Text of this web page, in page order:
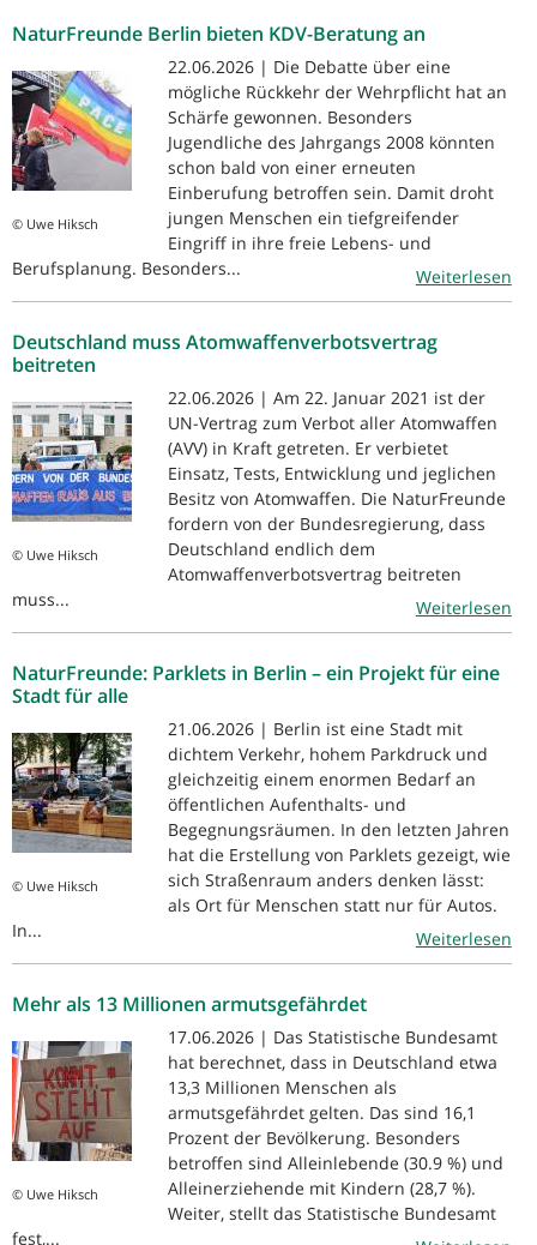
NaturFreunde Berlin bieten KDV-Beratung an
© Uwe Hiksch
22.06.2026 | Die Debatte über eine
mögliche Rückkehr der Wehrpflicht hat an
Schärfe gewonnen. Besonders
Jugendliche des Jahrgangs 2008 könnten
schon bald von einer erneuten
Einberufung betroffen sein. Damit droht
jungen Menschen ein tiefgreifender
Eingriff in ihre freie Lebens- und
Berufsplanung. Besonders...
Weiterlesen
Deutschland muss Atomwaffenverbotsvertrag
beitreten
© Uwe Hiksch
22.06.2026 | Am 22. Januar 2021 ist der
UN-Vertrag zum Verbot aller Atomwaffen
(AVV) in Kraft getreten. Er verbietet
Einsatz, Tests, Entwicklung und jeglichen
Besitz von Atomwaffen. Die NaturFreunde
fordern von der Bundesregierung, dass
Deutschland endlich dem
Atomwaffenverbotsvertrag beitreten
muss...
Weiterlesen
NaturFreunde: Parklets in Berlin – ein Projekt für eine
Stadt für alle
© Uwe Hiksch
21.06.2026 | Berlin ist eine Stadt mit
dichtem Verkehr, hohem Parkdruck und
gleichzeitig einem enormen Bedarf an
öffentlichen Aufenthalts- und
Begegnungsräumen. In den letzten Jahren
hat die Erstellung von Parklets gezeigt, wie
sich Straßenraum anders denken lässt:
als Ort für Menschen statt nur für Autos.
In...
Weiterlesen
Mehr als 13 Millionen armutsgefährdet
© Uwe Hiksch
17.06.2026 | Das Statistische Bundesamt
hat berechnet, dass in Deutschland etwa
13,3 Millionen Menschen als
armutsgefährdet gelten. Das sind 16,1
Prozent der Bevölkerung. Besonders
betroffen sind Alleinlebende (30.9 %) und
Alleinerziehende mit Kindern (28,7 %).
Weiter, stellt das Statistische Bundesamt
fest,...